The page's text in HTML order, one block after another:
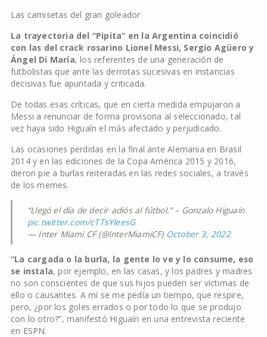
Las camisetas del gran goleador
La trayectoria del “Pipita” en la Argentina coincidió
con las del crack rosarino Lionel Messi, Sergio Agüero y
Ángel Di María, los referentes de una generación de
futbolistas que ante las derrotas sucesivas en instancias
decisivas fue apuntada y criticada.
De todas esas críticas, que en cierta medida empujaron a
Messi a renunciar de forma provisoria al seleccionado, tal
vez haya sido Higuaín el más afectado y perjudicado.
Las ocasiones perdidas en la final ante Alemania en Brasil
2014 y en las ediciones de la Copa América 2015 y 2016,
dieron pie a burlas reiteradas en las redes sociales, a través
de los memes.
“Llegó el día de decir adiós al fútbol.” – Gonzalo Higuaín
pic.twitter.com/cTTsYleesG
— Inter Miami CF (@InterMiamiCF) October 3, 2022
“La cargada o la burla, la gente lo ve y lo consume, eso
se instala, por ejemplo, en las casas, y los padres y madres
no son conscientes de que sus hijos pueden ser víctimas de
ello o causantes. A mí se me pedía un tiempo, que respire,
pero, ¿por los goles errados o por todo lo que se produjo
con lo otro?”, manifestó Higuaín en una entrevista reciente
en ESPN.